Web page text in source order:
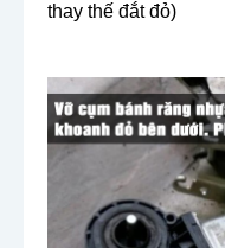
thay thế đắt đỏ)